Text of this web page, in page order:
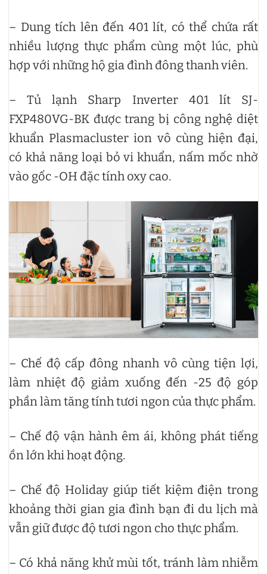
– Dung tích lên đến 401 lít, có thể chứa rất
nhiều lượng thực phẩm cùng một lúc, phù
hợp với những hộ gia đình đông thanh viên.
– Tủ lạnh Sharp Inverter 401 lít SJ-
FXP480VG-BK được trang bị công nghệ diệt
khuẩn Plasmacluster ion vô cùng hiện đại,
có khả năng loại bỏ vi khuẩn, nấm mốc nhờ
vào gốc -OH đặc tính oxy cao.
– Chế độ cấp đông nhanh vô cùng tiện lợi,
làm nhiệt độ giảm xuống đến -25 độ góp
phần làm tăng tính tươi ngon của thực phẩm.
– Chế độ vận hành êm ái, không phát tiếng
ồn lớn khi hoạt động.
– Chế độ Holiday giúp tiết kiệm điện trong
khoảng thời gian gia đình bạn đi du lịch mà
vẫn giữ được độ tươi ngon cho thực phẩm.
– Có khả năng khử mùi tốt, tránh làm nhiễm